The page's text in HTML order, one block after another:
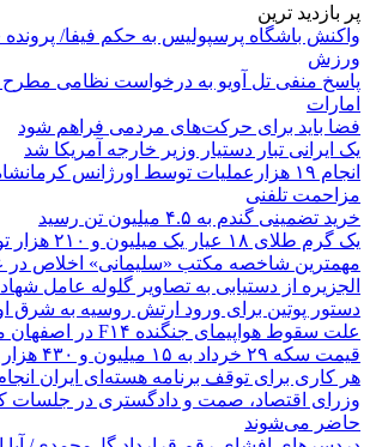
پر بازدید ترین
واکنش باشگاه پرسپولیس به حکم فیفا/ پرونده
ورزش
پاسخ منفی تل آویو به درخواست نظامی
امارات
فضا باید برای حرکت‌های مردمی فراهم شود
یک ایرانی تبار دستیار وزیر خارجه آمریکا شد
انجام ۱۹ هزارعملیات توسط اورژانس
مزاحمت تلفنی
خرید تضمینی گندم به ۴.۵ میلیون تن رسید
یک گرم طلای ۱۸ عیار یک میلیون و ۲۱۰ هزار تومان معامله شد
مهمترین شاخصه مکتب «سلیمانی» اخلاص
الجزیره از دستیابی به تصاویر گلوله عامل
دستور پوتین برای ورود ارتش روسیه به شرق
علت سقوط هواپیمای جنگنده F۱۴ در اصفهان مشخص شد
قیمت سکه ۲۹ خرداد به ۱۵ میلیون و ۴۳۰ هزار تومان رسید
هر کاری برای توقف برنامه هسته‌ای ایران
حاضر می‌شوند